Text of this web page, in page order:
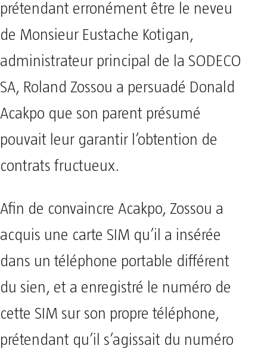
prétendant erronément être le neveu
de Monsieur Eustache Kotigan,
administrateur principal de la SODECO
SA, Roland Zossou a persuadé Donald
Acakpo que son parent présumé
pouvait leur garantir l’obtention de
contrats fructueux.
Afin de convaincre Acakpo, Zossou a
acquis une carte SIM qu’il a insérée
dans un téléphone portable différent
du sien, et a enregistré le numéro de
cette SIM sur son propre téléphone,
prétendant qu’il s’agissait du numéro